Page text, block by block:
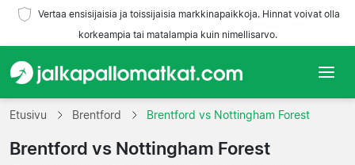
Vertaa ensisijaisia ja toissijaisia markkinapaikkoja. Hinnat voivat olla
korkeampia tai matalampia kuin nimellisarvo.
Etusivu
Joukkueet
Etusivu Brentford Brentford vs Nottingham Forest
Brentford vs Nottingham Forest